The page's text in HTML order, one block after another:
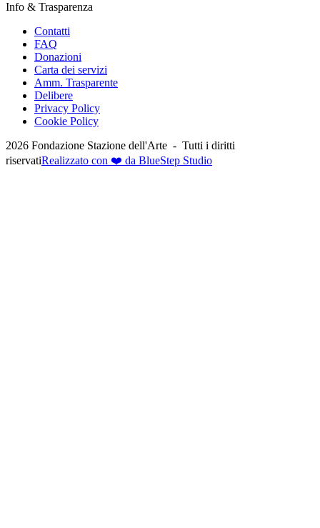
Info & Trasparenza
Contatti
FAQ
Donazioni
Carta dei servizi
Amm. Trasparente
Delibere
Privacy Policy
Cookie Policy
2026 Fondazione Stazione dell'Arte - Tutti i diritti
riservatiRealizzato con ❤️ da BlueStep Studio